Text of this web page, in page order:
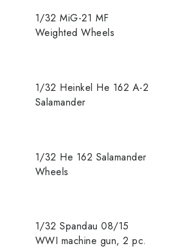
1/32 MiG-21 MF
Weighted Wheels
1/32 Heinkel He 162 A-2
Salamander
1/32 He 162 Salamander
Wheels
1/32 Spandau 08/15
WWI machine gun, 2 pc.